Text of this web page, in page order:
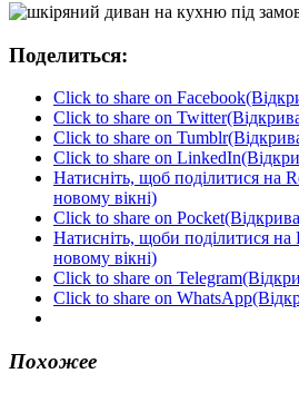
Поделиться:
Click to share on
Click to share on
Click to share on
Click to share on
Натисніть, щоб поділитися на
новому вікні)
Click to share on
Натисніть, щоби поділитися на
новому вікні)
Click to share on
Click to share on
Похожее